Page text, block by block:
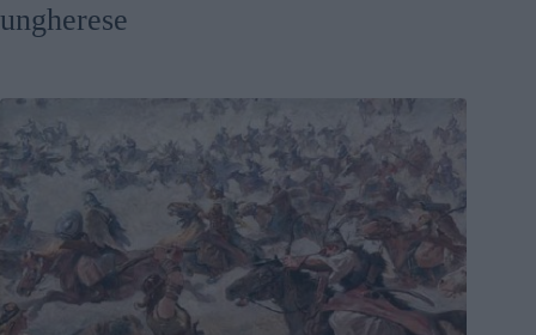
ungherese